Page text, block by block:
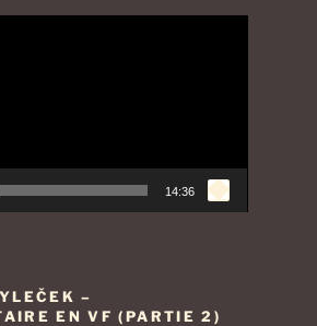
14:36
–
EN VF (PARTIE 2)